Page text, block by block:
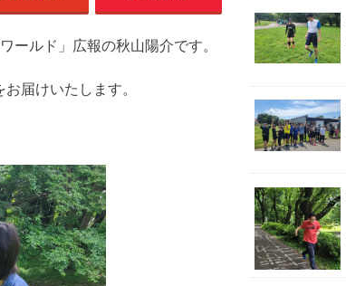
ールド」広報の秋山陽介です。
届けいたします。